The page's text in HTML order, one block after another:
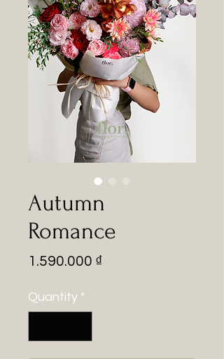
Autumn
Romance
1.590.000 ₫
Quantity *